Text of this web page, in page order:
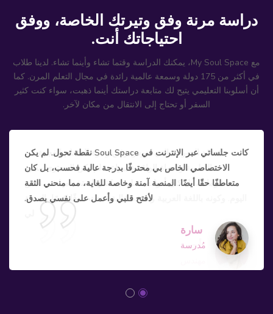
دراسة مرنة وفق وتيرتك الخاصة، ووفق
احتياجاتك أنت.
مع My Soul Space، يمكنك الدراسة وقتما تشاء وأينما تشاء. لدينا طلاب
في أكثر من 175 دولة وسمعة عالمية رائدة في مجال التعلم المرن. كما
أن أسلوبنا التعليمي يتيح لك متابعة دراستك أينما ذهبت، سواء كنت كثير
السفر أو تحتاج إلى الانتقال من مكان لآخر.
كانت جلساتي عبر الإنترنت في Soul Space نقطة تحول. لم يكن
الاختصاصي الخاص بي محترفًا بدرجة عالية فحسب، بل كان
متعاطفًا حقًا أيضًا. المنصة آمنة وخاصة للغاية، مما منحني الثقة
لأفتح قلبي وأعمل على نفسي بصدق.
سارة
مُدرسة